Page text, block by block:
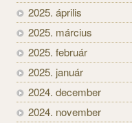
2025. április
2025. március
2025. február
2025. január
2024. december
2024. november